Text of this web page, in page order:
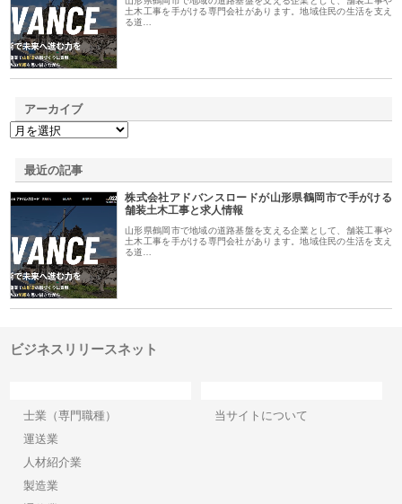
土木工事を手がける専門会社があります。地域住民の生活を支え
る道…
アーカイブ
最近の記事
株式会社アドバンスロードが山形県鶴岡市で手がける
舗装土木工事と求人情報
山形県鶴岡市で地域の道路基盤を支える企業として、舗装工事や
土木工事を手がける専門会社があります。地域住民の生活を支え
る道…
ビジネスリリースネット
士業（専門職種）
運送業
人材紹介業
製造業
当サイトについて